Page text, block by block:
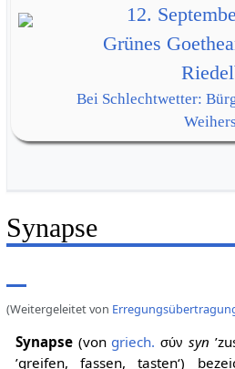
12.
Grünes
Bei Schlechtwetter:
Synapse
(Weitergeleitet von
Synapse(von griech. σύν syn
’greifen, fassen, tasten‘)